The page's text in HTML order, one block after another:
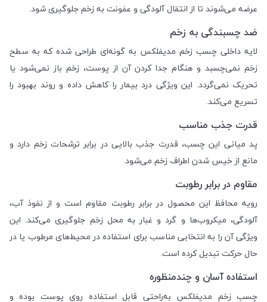
عرضه می‌شوند تا از انتقال آلودگی و عفونت به زخم جلوگیری شود.
ضد چسبندگی به زخم
لایه داخلی چسب زخم مدیفلکس به گونه‌ای طراحی شده که به سطح
زخم نمی‌چسبد و هنگام جدا کردن آن از پوست، زخم باز نمی‌شود یا
تحریک نمی‌گردد. این ویژگی درد بیمار را کاهش داده و روند بهبود را
تسریع می‌کند.
قدرت جذب مناسب
پد میانی این چسب، قدرت جذب بالایی در برابر ترشحات زخم دارد و
مانع از خیس شدن اطراف زخم می‌شود.
مقاوم در برابر رطوبت
رویه محافظ این محصول در برابر رطوبت مقاوم است و از نفوذ آب،
آلودگی، میکروب‌ها و گرد و غبار به محل زخم جلوگیری می‌کند. این
ویژگی آن را به انتخابی مناسب برای استفاده در محیط‌های مرطوب یا در
حال حرکت تبدیل کرده است.
استفاده آسان و چندمنظوره
چسب زخم مدیفلکس به‌راحتی قابل استفاده روی پوست بوده و